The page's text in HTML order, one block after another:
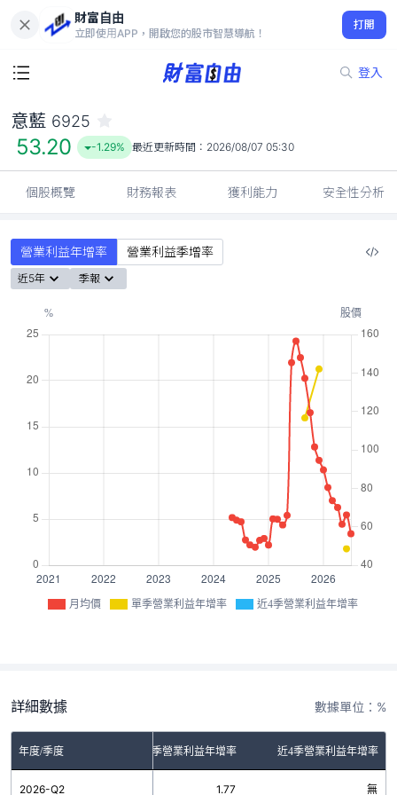
財富自由
立即使用APP，開啟您的股市智慧導航！
打開
登入
53.20
-1.29%
意藍 6925
53.20 -1.29% 最近更新時間： 2026/08/07 05:30
個股概覽 財務報表 獲利能力 安全性分析
營業利益年增率 營業利益季增率
近5年 季報
月均價 單季營業利益年增率 近4季營業利益年增率
詳細數據 數據單位：%
年度/季度 單季營業利益年增率 近4季營業利益年增率
2026-Q2 1.77 無